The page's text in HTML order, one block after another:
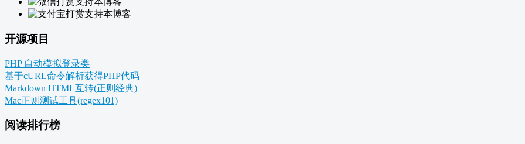
开源项目
PHP 自动模拟登录类
基于cURL命令解析获得PHP代码
Markdown HTML互转(正则经典)
Mac正则测试工具(regex101)
阅读排行榜